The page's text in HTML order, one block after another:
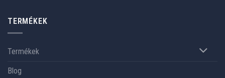
TERMÉKEK
Termékek
Blog